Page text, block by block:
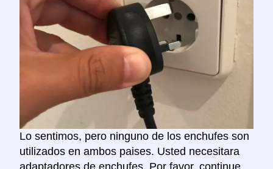
Lo sentimos, pero ninguno de los enchufes son
utilizados en ambos paises. Usted necesitara